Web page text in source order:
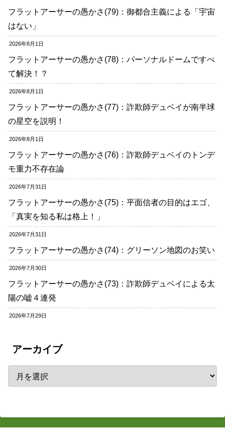
フラットアーサーの愚かさ(79)：御都合主義による「宇宙
はない」
2026年8月1日
フラットアーサーの愚かさ(78)：パーソナルドームですべ
て解決！？
2026年8月1日
フラットアーサーの愚かさ(77)：詐欺師デュベイが南半球
の星空を説明！
2026年8月1日
フラットアーサーの愚かさ(76)：詐欺師デュベイのトンデ
モ重力不存在論
2026年7月31日
フラットアーサーの愚かさ(75)：平面信者の目的はエゴ、
「真実を知る私は格上！」
2026年7月31日
フラットアーサーの愚かさ(74)：グリーソン地図のお笑い
2026年7月30日
フラットアーサーの愚かさ(73)：詐欺師デュベイによる太
陽の嘘４連発
2026年7月29日
アーカイブ